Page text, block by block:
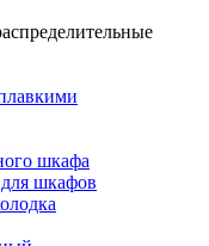
шкафа
шкафов